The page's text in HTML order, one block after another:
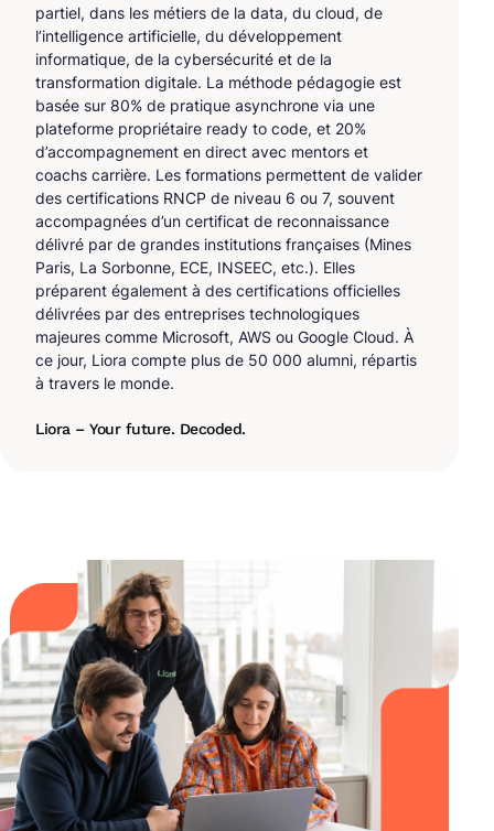
partiel, dans les métiers de la data, du cloud, de
l’intelligence artificielle, du développement
informatique, de la cybersécurité et de la
transformation digitale. La méthode pédagogie est
basée sur 80% de pratique asynchrone via une
plateforme propriétaire ready to code, et 20%
d’accompagnement en direct avec mentors et
coachs carrière. Les formations permettent de valider
des certifications RNCP de niveau 6 ou 7, souvent
accompagnées d’un certificat de reconnaissance
délivré par de grandes institutions françaises (Mines
Paris, La Sorbonne, ECE, INSEEC, etc.). Elles
préparent également à des certifications officielles
délivrées par des entreprises technologiques
majeures comme Microsoft, AWS ou Google Cloud. À
ce jour, Liora compte plus de 50 000 alumni, répartis
à travers le monde.
Liora – Your future. Decoded.